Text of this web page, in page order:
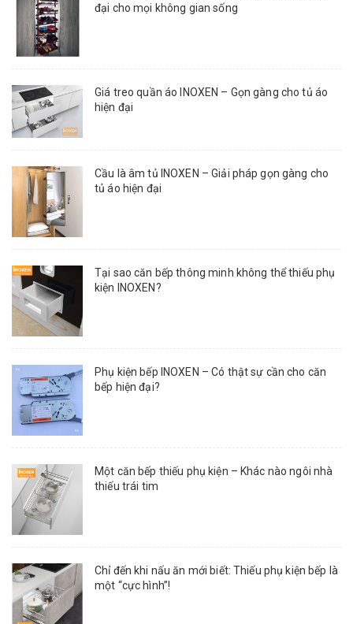
đại cho mọi không gian sống
Giá treo quần áo INOXEN – Gọn gàng cho tủ áo
hiện đại
Cầu là âm tủ INOXEN – Giải pháp gọn gàng cho
tủ áo hiện đại
Tại sao căn bếp thông minh không thể thiếu phụ
kiện INOXEN?
Phụ kiện bếp INOXEN – Có thật sự cần cho căn
bếp hiện đại?
Một căn bếp thiếu phụ kiện – Khác nào ngôi nhà
thiếu trái tim
Chỉ đến khi nấu ăn mới biết: Thiếu phụ kiện bếp là
một “cực hình”!